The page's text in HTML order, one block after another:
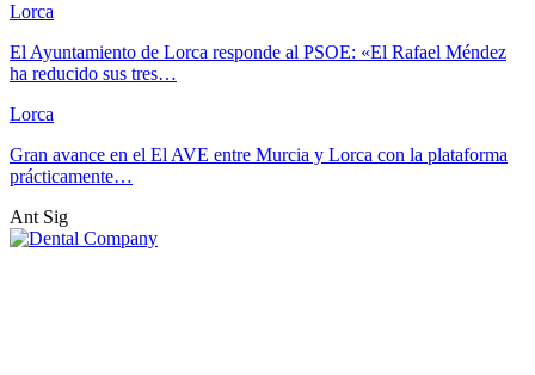
Lorca
El Ayuntamiento de Lorca responde al PSOE: «El Rafael Méndez
ha reducido sus tres…
Lorca
Gran avance en el El AVE entre Murcia y Lorca con la plataforma
prácticamente…
Ant Sig